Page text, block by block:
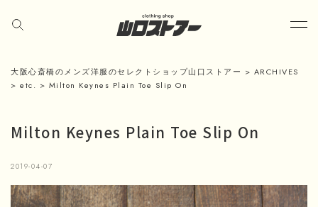
大阪心斎橋のメンズ洋服のセレクトショップ山口ストアー > ARCHIVES
> etc. > Milton Keynes Plain Toe Slip On
Milton Keynes Plain Toe Slip On
2019-04-07